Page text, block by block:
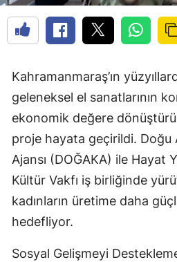
Kahramanmaraş’ın
geleneksel el sanatlarının
ekonomik değere
proje hayata geçirildi. Doğu
Ajansı (DOĞAKA) ile Hayat
Kültür Vakfı iş birliğinde
kadınların üretime daha
hedefliyor.
Sosyal Gelişmeyi